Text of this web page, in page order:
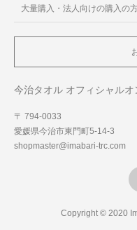
大量購入・法人向けの購入の
今治タオル オフィシャルオ
〒 794-0033
愛媛県今治市東門町5-14-3
shopmaster@imabari-trc.com
Copyright © 2020